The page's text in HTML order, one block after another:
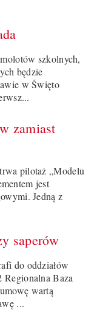
szkolnych,
będzie
w Święto
zamiast
pilotaż „Modelu
jest
Jedną z
saperów
do oddziałów
Baza
wartą
...